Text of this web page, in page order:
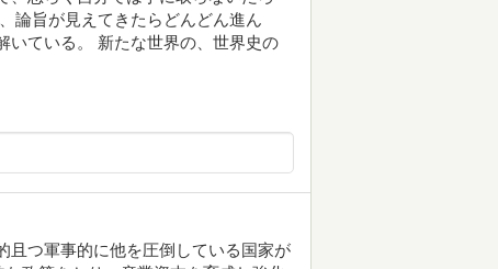
論旨が見えてきたらどんどん進ん
いている。 新たな世界の、世界史の
且つ軍事的に他を圧倒している国家が